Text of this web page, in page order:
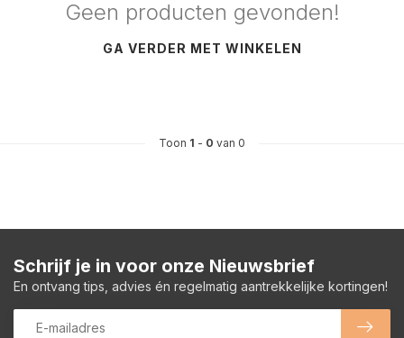
Geen producten gevonden!
GA VERDER MET WINKELEN
Toon 1 - 0 van 0
Schrijf je in voor onze Nieuwsbrief
En ontvang tips, advies én regelmatig aantrekkelijke kortingen!